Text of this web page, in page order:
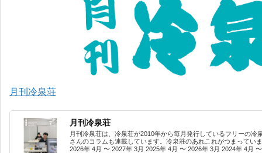
月刊冷泉荘
月刊冷泉荘
月刊冷泉荘は、冷泉荘が2010年から毎月発行しているフリーの
さんのコラムも連載しています。冷泉荘のあれこれがつまってい
2026年 4月 〜 2027年 3月 2025年 4月 〜 2026年 3月 2024年 4月